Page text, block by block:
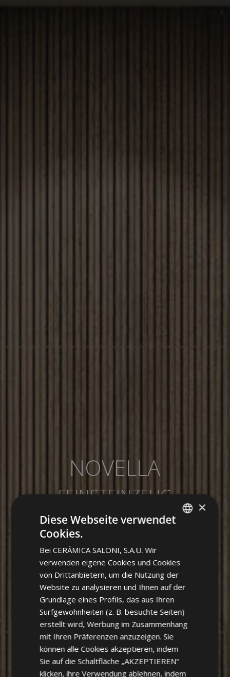
NOVELLA
FEINSTEINZEUG
GERMAN
PORTUGUESE
×
Diese Webseite verwendet
Cookies.
Bei CERÁMICA SALONI, S.A.U. Wir
verwenden eigene Cookies und Cookies
von Drittanbietern, um die Nutzung der
Website zu analysieren und Ihnen auf der
Grundlage eines Profils, das aus Ihren
Surfgewohnheiten (z. B. besuchte Seiten)
erstellt wird, Werbung im Zusammenhang
mit Ihren Präferenzen anzuzeigen. Sie
können alle Cookies akzeptieren, indem
Sie auf die Schaltfläche „AKZEPTIEREN“
klicken, ihre Verwendung ablehnen, indem